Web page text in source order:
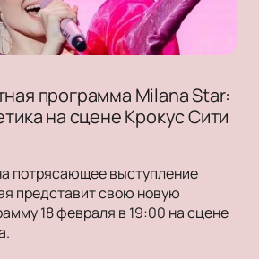
программа Milana Star:
на сцене Крокус Сити
потрясающее выступление
представит свою новую
18 февраля в 19:00 на сцене